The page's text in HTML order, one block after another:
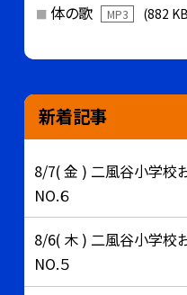
体の歌 MP3 (882
新着記事
8/7( 金 ) 二風谷小学校
NO.６
8/6( 木 ) 二風谷小学校
NO.５